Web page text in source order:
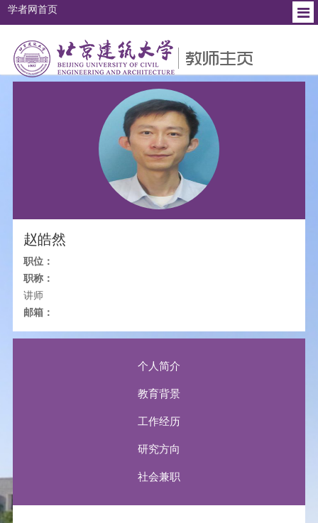
学者网首页
赵皓然
职位：
职称：
讲师
邮箱：
个人简介
教育背景
工作经历
研究方向
社会兼职
个人简介